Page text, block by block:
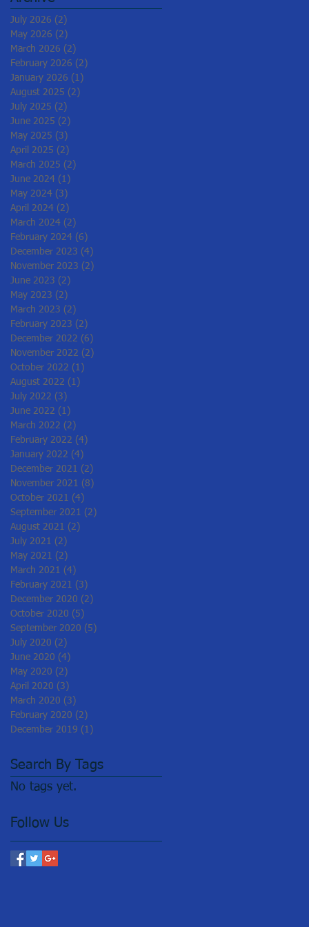
July 2026 (2)
May 2026 (2)
March 2026 (2)
February 2026 (2)
January 2026 (1)
August 2025 (2)
July 2025 (2)
June 2025 (2)
May 2025 (3)
April 2025 (2)
March 2025 (2)
June 2024 (1)
May 2024 (3)
April 2024 (2)
March 2024 (2)
February 2024 (6)
December 2023 (4)
November 2023 (2)
June 2023 (2)
May 2023 (2)
March 2023 (2)
February 2023 (2)
December 2022 (6)
November 2022 (2)
October 2022 (1)
August 2022 (1)
July 2022 (3)
June 2022 (1)
March 2022 (2)
February 2022 (4)
January 2022 (4)
December 2021 (2)
November 2021 (8)
October 2021 (4)
September 2021 (2)
August 2021 (2)
July 2021 (2)
May 2021 (2)
March 2021 (4)
February 2021 (3)
December 2020 (2)
October 2020 (5)
September 2020 (5)
July 2020 (2)
June 2020 (4)
May 2020 (2)
April 2020 (3)
March 2020 (3)
February 2020 (2)
December 2019 (1)
Search By Tags
No tags yet.
Follow Us